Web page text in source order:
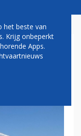
VAN
het beste van
Krijg onbeperkt
Apps.